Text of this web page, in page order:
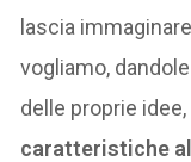
lascia
vogliamo,
delle proprie idee,
caratteristiche